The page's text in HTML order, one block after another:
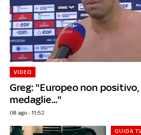
Greg: "Europeo non
medaglie..."
VIDEO
08 ago - 11:52
GUIDA